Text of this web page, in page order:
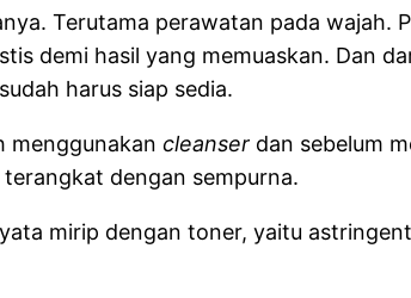
Terutama perawatan pada wajah.
demi hasil yang memuaskan. Dan
harus siap sedia.
menggunakan cleanser dan sebelum
dengan sempurna.
mirip dengan toner, yaitu